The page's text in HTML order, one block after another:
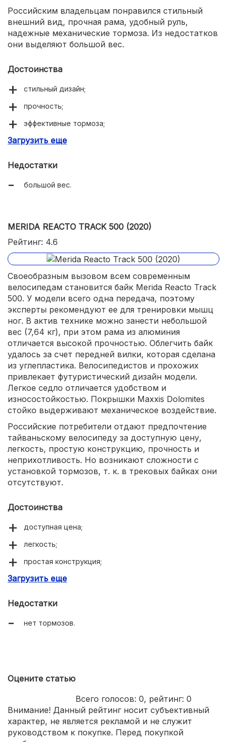
Российским владельцам понравился стильный
внешний вид, прочная рама, удобный руль,
надежные механические тормоза. Из недостатков
они выделяют большой вес.
Достоинства
стильный дизайн;
прочность;
эффективные тормоза;
хорошая проходимость.
Загрузить еще
Недостатки
большой вес.
MERIDA REACTO TRACK 500 (2020)
Рейтинг: 4.6
Своеобразным вызовом всем современным
велосипедам становится байк Merida Reacto Track
500. У модели всего одна передача, поэтому
эксперты рекомендуют ее для тренировки мышц
ног. В актив технике можно занести небольшой
вес (7,64 кг), при этом рама из алюминия
отличается высокой прочностью. Облегчить байк
удалось за счет передней вилки, которая сделана
из углепластика. Велосипедистов и прохожих
привлекает футуристический дизайн модели.
Легкое седло отличается удобством и
износостойкостью. Покрышки Maxxis Dolomites
стойко выдерживают механическое воздействие.
Российские потребители отдают предпочтение
тайваньскому велосипеду за доступную цену,
легкость, простую конструкцию, прочность и
неприхотливость. Но возникают сложности с
установкой тормозов, т. к. в трековых байках они
отсутствуют.
Достоинства
доступная цена;
легкость;
простая конструкция;
прочность и долговечность.
Загрузить еще
Недостатки
нет тормозов.
Оцените статью
Всего голосов: 0, рейтинг: 0
Внимание! Данный рейтинг носит субъективный
характер, не является рекламой и не служит
руководством к покупке. Перед покупкой